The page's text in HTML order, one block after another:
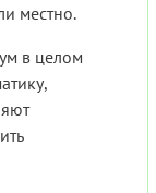
местно.
в целом